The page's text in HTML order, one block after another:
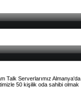
Talk Serverlarımız Almanya'da
50 kişilik oda sahibi olmak